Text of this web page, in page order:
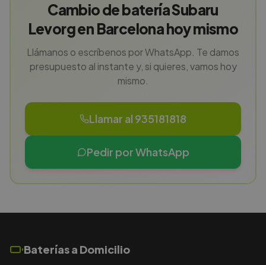
Cambio de batería Subaru
Levorg en Barcelona hoy mismo
Llámanos o escríbenos por WhatsApp. Te damos
presupuesto al instante y, si quieres, vamos hoy
mismo.
Llamar al 935181818
Pedir por WhatsApp
Baterías a Domicilio